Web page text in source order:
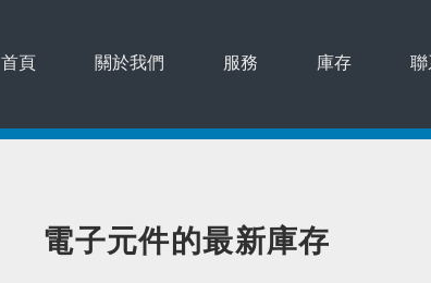
首頁 關於我們 服務 庫存
​電子元件的最新庫存